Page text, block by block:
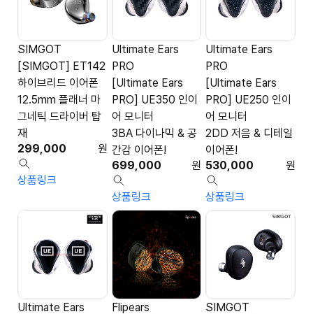
SIMGOT
[SIMGOT] ET142
하이브리드 이어폰
12.5mm 플래너 마
그네틱 드라이버 탑
재
299,000
원
상품링크
Ultimate Ears
PRO
[Ultimate Ears
PRO] UE350 인이
어 모니터
3BA 다이나믹 & 공
간감 이어폰!
699,000
원
상품링크
Ultimate Ears
PRO
[Ultimate Ears
PRO] UE250 인이
어 모니터
2DD 저음 & 디테일
이어폰!
530,000
원
상품링크
Ultimate Ears
Flipears
SIMGOT